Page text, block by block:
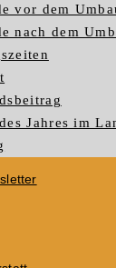
vor dem
nach dem
Jahres im